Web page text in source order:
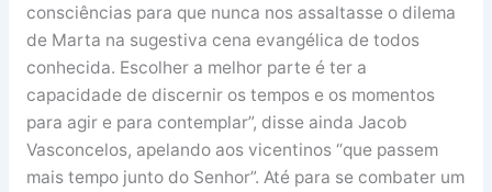
consciências para que nunca nos assaltasse o dilema
de Marta na sugestiva cena evangélica de todos
conhecida. Escolher a melhor parte é ter a
capacidade de discernir os tempos e os momentos
para agir e para contemplar”, disse ainda Jacob
Vasconcelos, apelando aos vicentinos “que passem
mais tempo junto do Senhor”. Até para se combater um